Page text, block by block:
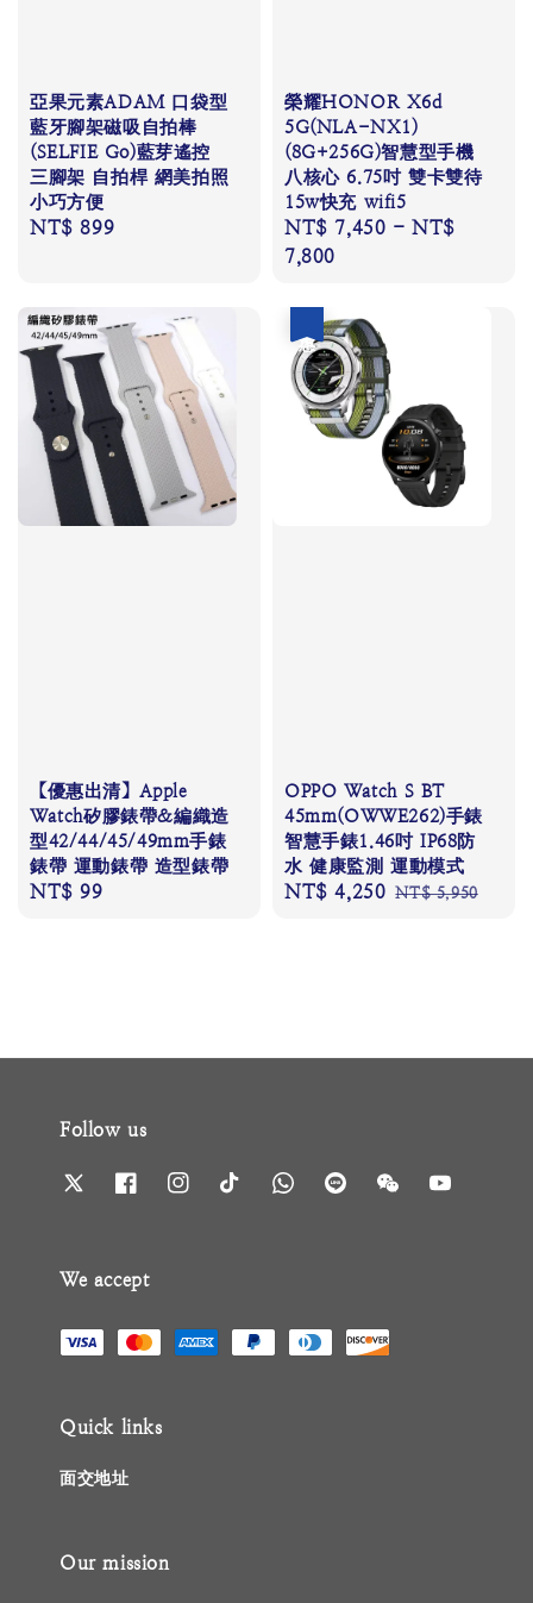
亞果元素ADAM 口袋型
藍牙腳架磁吸自拍棒
(SELFIE Go)藍芽遙控
三腳架 自拍桿 網美拍照
小巧方便
Regular
NT$ 899
榮耀HONOR X6d
5G(NLA-NX1)
(8G+256G)智慧型手機
八核心 6.75吋 雙卡雙待
15w快充 wifi5
Regular
price
NT$ 7,450 -NT$
7,800
【優惠出清】Apple
Watch矽膠錶帶&編織造
型42/44/45/49mm手錶
錶帶 運動錶帶 造型錶帶
Regular
NT$ 99
OPPO Watch S BT
45mm(OWWE262)手錶
智慧手錶1.46吋 IP68防
水 健康監測 運動模式
Sale
NT$ 4,250 Regular
NT$ 5,950
Follow us
We accept
Quick links
面交地址
Our mission